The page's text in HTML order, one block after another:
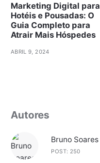
Marketing Digital para
Hotéis e Pousadas: O
Guia Completo para
Atrair Mais Hóspedes
ABRIL 9, 2024
Autores
Bruno Soares
POST: 250